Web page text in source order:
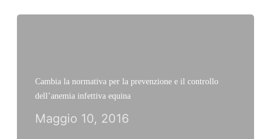
Cambia la normativa per la prevenzione e il controllo
dell’anemia infettiva equina
Maggio 10, 2016